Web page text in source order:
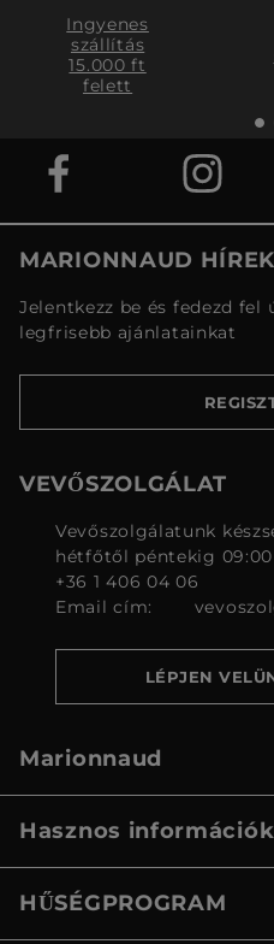
Ingyenes
szállítás
15.000 ft
felett
MARIONNAUD HÍREK
Jelentkezz be és fedezd fel
legfrisebb ajánlatainkat
VEVŐSZOLGÁLAT
Vevőszolgálatunk
hétfőtől péntekig 09:00
+36 1 406 04 06
Email cím:
LÉPJEN
Marionnaud
Hasznos információk
HŰSÉGPROGRAM